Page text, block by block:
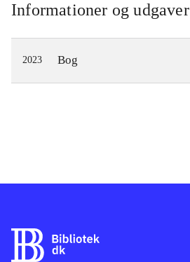
Informationer og udgaver
2023 Bog